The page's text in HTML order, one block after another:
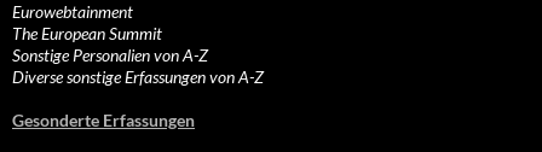
Eurowebtainment
The European Summit
Sonstige Personalien von A-Z
Diverse sonstige Erfassungen von A-Z
Gesonderte Erfassungen